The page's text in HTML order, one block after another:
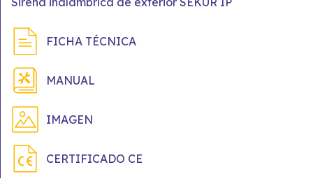
FICHA TÉCNICA
MANUAL
IMAGEN
CERTIFICADO CE